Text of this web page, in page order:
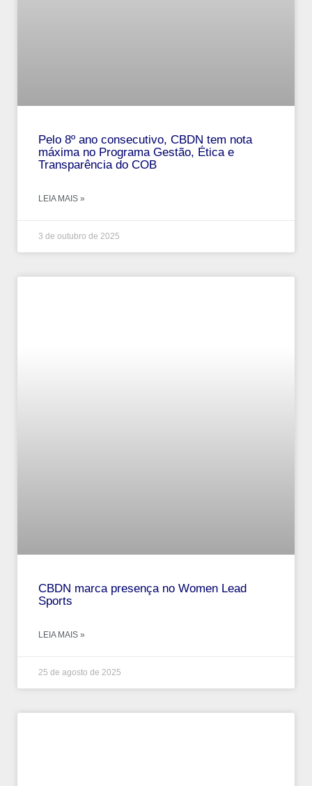
Pelo 8º ano consecutivo, CBDN tem nota
máxima no Programa Gestão, Ética e
Transparência do COB
LEIA MAIS »
3 de outubro de 2025
CBDN marca presença no Women Lead
Sports
LEIA MAIS »
25 de agosto de 2025